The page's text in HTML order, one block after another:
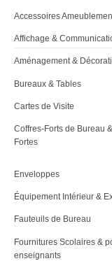
r
t
i
c
l
e
Accessoires
Affichage &
Aménagement &
Bureaux & Tables
Cartes de Visite
Coffres-Forts de Bureau
Fortes
Enveloppes
Équipement Intérieur &
Fauteuils de Bureau
Fournitures Scolaires &
enseignants